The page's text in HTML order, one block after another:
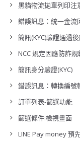
黑貓物流拋單列印注
錯誤訊息：統一金流
簡訊(KYC)驗證通過
NCC 規定因應防詐
簡訊身分驗證(KYC)
錯誤訊息：轉換編號
訂單列表-篩選功能
篩選條件:檢視畫面
LINE Pay money 預